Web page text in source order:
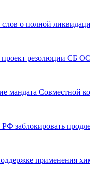
слов о полной
резолюции СБ
мандата
РФ заблокировать
применения